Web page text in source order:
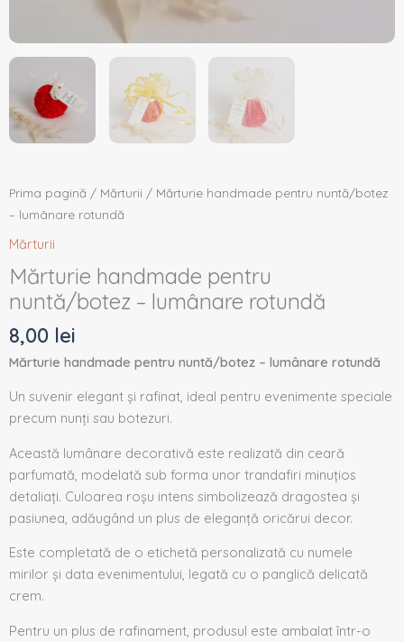
Prima pagină / Mărturii / Mărturie handmade pentru nuntă/botez
– lumânare rotundă
Mărturii
Mărturie handmade pentru
nuntă/botez – lumânare rotundă
8,00 lei
Mărturie handmade pentru nuntă/botez – lumânare rotundă
Un suvenir elegant și rafinat, ideal pentru evenimente speciale
precum nunți sau botezuri.
Această lumânare decorativă este realizată din ceară
parfumată, modelată sub forma unor trandafiri minuțios
detaliați. Culoarea roșu intens simbolizează dragostea și
pasiunea, adăugând un plus de eleganță oricărui decor.
Este completată de o etichetă personalizată cu numele
mirilor și data evenimentului, legată cu o panglică delicată
crem.
Pentru un plus de rafinament, produsul este ambalat într-o